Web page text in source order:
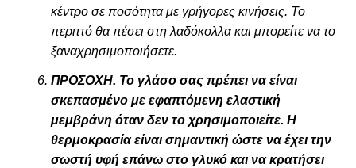
κέντρο σε ποσότητα με γρήγορες κινήσεις. Το
περιττό θα πέσει στη λαδόκολλα και μπορείτε να το
ξαναχρησιμοποιήσετε.
ΠΡΟΣΟΧΗ. Το γλάσο σας πρέπει να είναι
σκεπασμένο με εφαπτόμενη ελαστική
μεμβράνη όταν δεν το χρησιμοποιείτε. Η
θερμοκρασία είναι σημαντική ώστε να έχει την
σωστή υφή επάνω στο γλυκό και να κρατήσει